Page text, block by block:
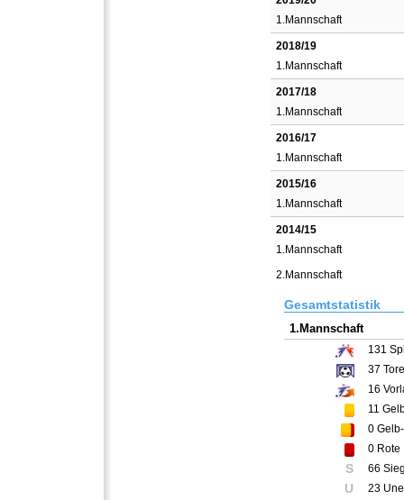
1.Mannschaft
2018/19
1.Mannschaft
2017/18
1.Mannschaft
2016/17
1.Mannschaft
2015/16
1.Mannschaft
2014/15
1.Mannschaft
2.Mannschaft
Gesamtstatistik
1.Mannschaft
131
37 Tore
16
11
0
0 Rote
S 66
U 23